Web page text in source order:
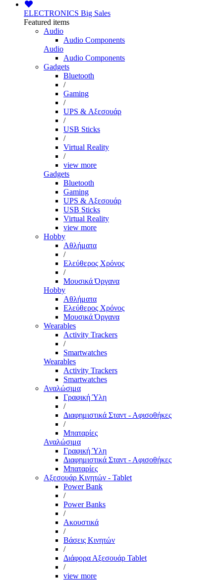
ELECTRONICS Big Sales
Featured items
Audio
Audio Components
Audio
Audio Components
Gadgets
Bluetooth
/
Gaming
/
UPS & Αξεσουάρ
/
USB Sticks
/
Virtual Reality
/
view more
Gadgets
Bluetooth
Gaming
UPS & Αξεσουάρ
USB Sticks
Virtual Reality
view more
Hobby
Αθλήματα
/
Ελεύθερος Χρόνος
/
Μουσικά Όργανα
Hobby
Αθλήματα
Ελεύθερος Χρόνος
Μουσικά Όργανα
Wearables
Activity Trackers
/
Smartwatches
Wearables
Activity Trackers
Smartwatches
Αναλώσιμα
Γραφική Ύλη
/
Διαφημιστικά Σταντ - Αφισοθήκες
/
Μπαταρίες
Αναλώσιμα
Γραφική Ύλη
Διαφημιστικά Σταντ - Αφισοθήκες
Μπαταρίες
Αξεσουάρ Κινητών - Tablet
Power Bank
/
Power Banks
/
Ακουστικά
/
Βάσεις Κινητών
/
Διάφορα Αξεσουάρ Tablet
/
view more